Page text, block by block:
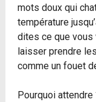
mots doux qui
température
dites ce que vous
laisser prendre
comme un fouet
Pourquoi